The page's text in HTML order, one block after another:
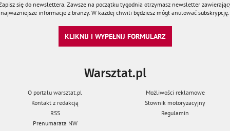
się do newslettera. Zawsze na początku tygodnia otrzymasz newsletter
najważniejsze informacje z branży. W każdej chwili będziesz mógł anulować subskrypcję.
KLIKNIJ I WYPEŁNIJ FORMULARZ
Warsztat.pl
O portalu warsztat.pl
Możliwości reklamowe
Kontakt z redakcją
Słownik motoryzacyjny
RSS
Regulamin
Prenumarata NW